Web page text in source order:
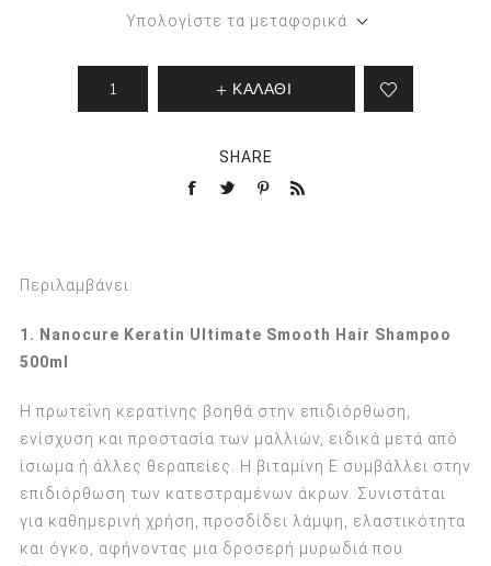
Υπολογίστε τα μεταφορικά
ΚΑΛΑΘΙ
SHARE
Περιλαμβάνει:
1. Nanocure Keratin Ultimate Smooth Hair Shampoo
500ml
Η πρωτεΐνη κερατίνης βοηθά στην επιδιόρθωση,
ενίσχυση και προστασία των μαλλιών, ειδικά μετά από
ίσιωμα ή άλλες θεραπείες. Η βιταμίνη Ε συμβάλλει στην
επιδιόρθωση των κατεστραμένων άκρων. Συνιστάται
για καθημερινή χρήση, προσδίδει λάμψη, ελαστικότητα
και όγκο, αφήνοντας μια δροσερή μυρωδιά που